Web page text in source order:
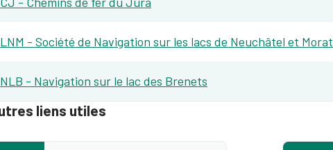
LNM - Société de Navigation sur les lacs de Neuchâtel et Morat
NLB - Navigation sur le lac des Brenets
liens utiles